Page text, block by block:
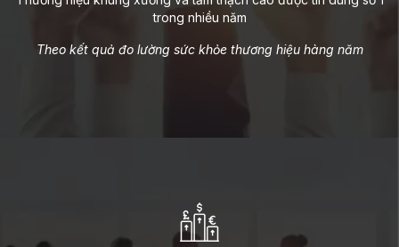
trong nhiều năm
Theo kết quả đo lường sức khỏe thương hiệu hàng năm